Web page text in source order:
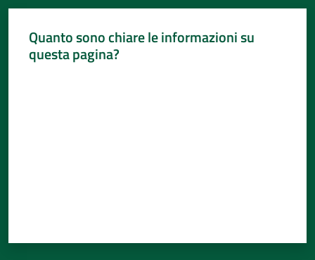
Quanto sono chiare le informazioni su
questa pagina?